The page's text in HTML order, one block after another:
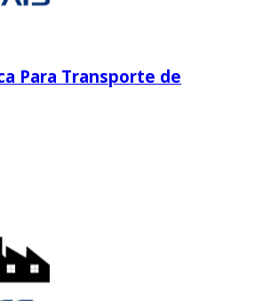
Para Transporte de